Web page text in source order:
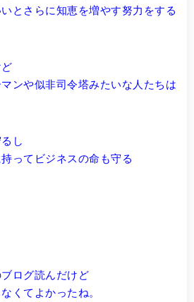
とさらに知恵を増やす努力をする
ンや似非司令塔みたいな人たちは
し
ってビジネスの命も守る
ログ読んだけど
くてよかったね。